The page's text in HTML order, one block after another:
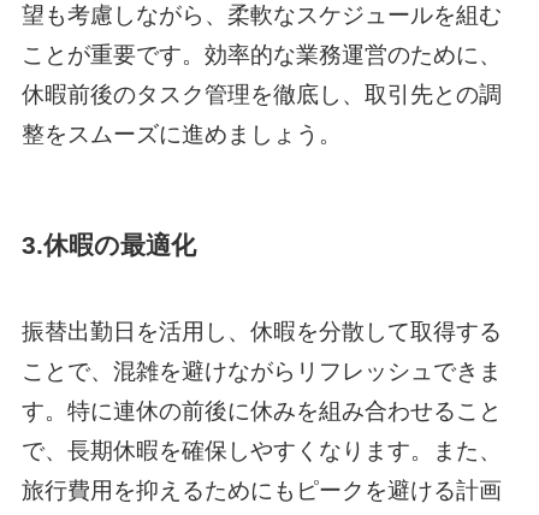
望も考慮しながら、柔軟なスケジュールを組む
ことが重要です。効率的な業務運営のために、
休暇前後のタスク管理を徹底し、取引先との調
整をスムーズに進めましょう。
3.休暇の最適化
振替出勤日を活用し、休暇を分散して取得する
ことで、混雑を避けながらリフレッシュできま
す。特に連休の前後に休みを組み合わせること
で、長期休暇を確保しやすくなります。また、
旅行費用を抑えるためにもピークを避ける計画